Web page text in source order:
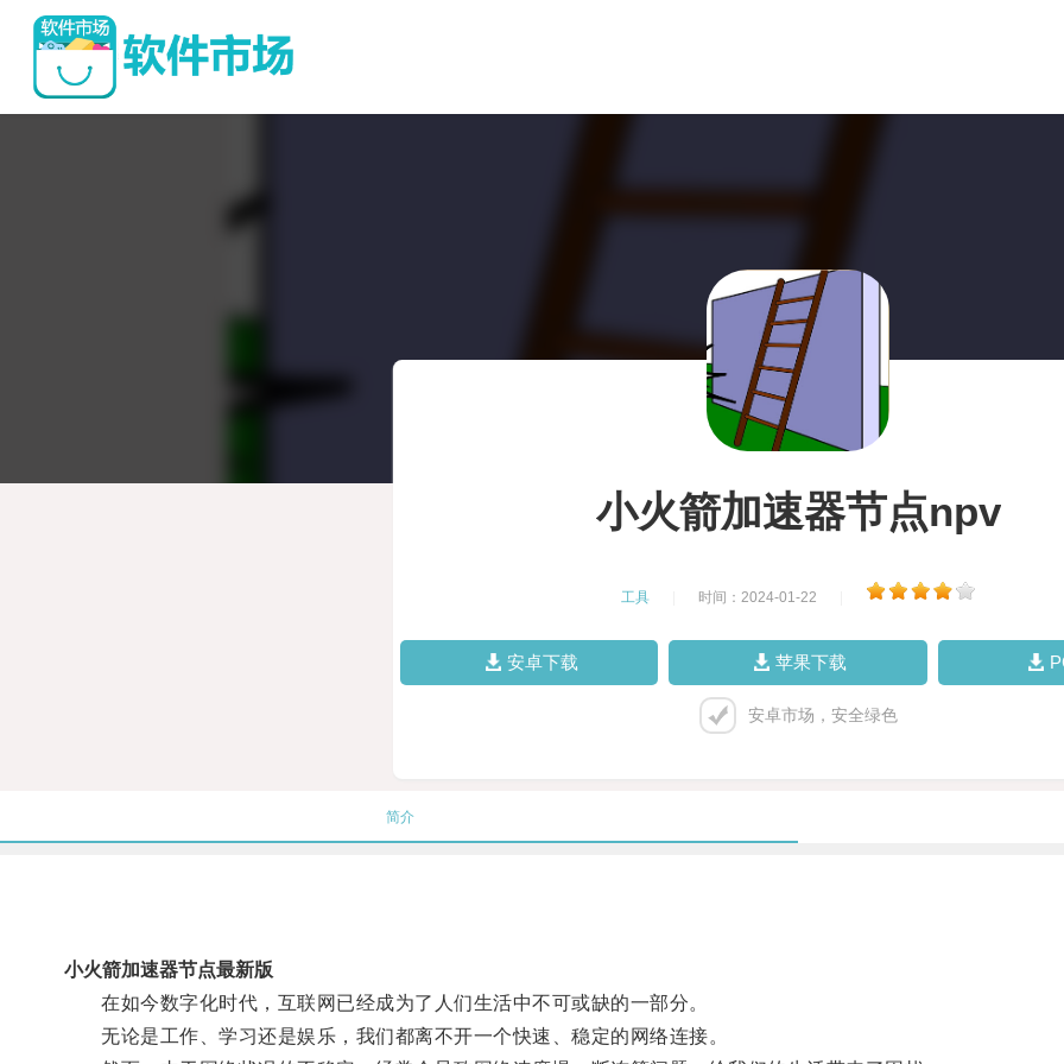
小火箭加速器节点npv
工具 时间：2024-01-22
安卓下载 苹果下载
安卓市场，安全绿色
简介
小火箭加速器节点最新版
在如今数字化时代，互联网已经成为了人们生活中不可或缺的一部分。
无论是工作、学习还是娱乐，我们都离不开一个快速、稳定的网络连接。